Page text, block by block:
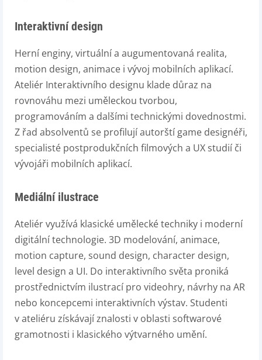
Interaktivní design
Herní enginy, virtuální a augumentovaná realita,
motion design, animace i vývoj mobilních aplikací.
Ateliér Interaktivního designu klade důraz na
rovnováhu mezi uměleckou tvorbou,
programováním a dalšími technickými dovednostmi.
Z řad absolventů se profilují autorští game designéři,
specialisté postprodukčních filmových a UX studií či
vývojáři mobilních aplikací.
Mediální ilustrace
Ateliér využívá klasické umělecké techniky i moderní
digitální technologie. 3D modelování, animace,
motion capture, sound design, character design,
level design a UI. Do interaktivního světa proniká
prostřednictvím ilustrací pro videohry, návrhy na AR
nebo koncepcemi interaktivních výstav. Studenti
v ateliéru získávají znalosti v oblasti softwarové
gramotnosti i klasického výtvarného umění.